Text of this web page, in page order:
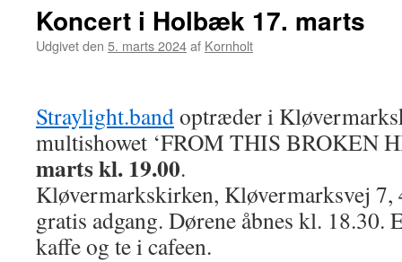
Koncert i Holbæk 17. marts
Udgivet den 5. marts 2024af Kornholt
Straylight.bandoptræder i
multishowet ‘FROM THIS BROKEN
marts kl. 19.00.
Kløvermarkskirken, Kløvermarksvej
gratis adgang. Dørene åbnes kl. 18.30.
kaffe og te i cafeen.